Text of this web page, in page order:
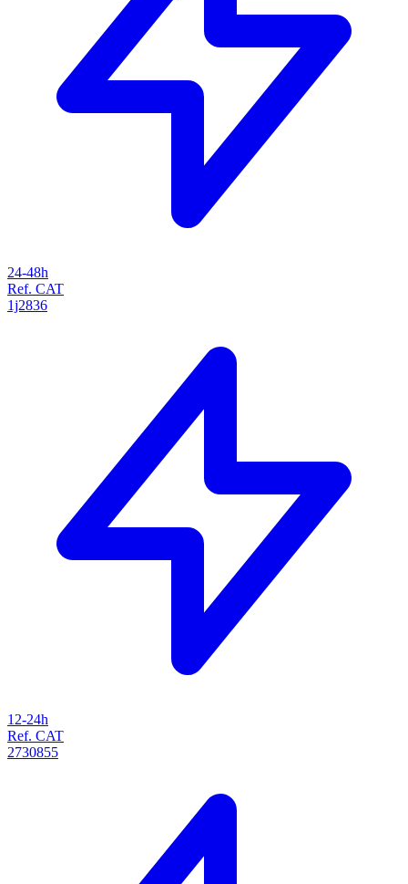
24-48h
Ref. CAT
1j2836
12-24h
Ref. CAT
2730855